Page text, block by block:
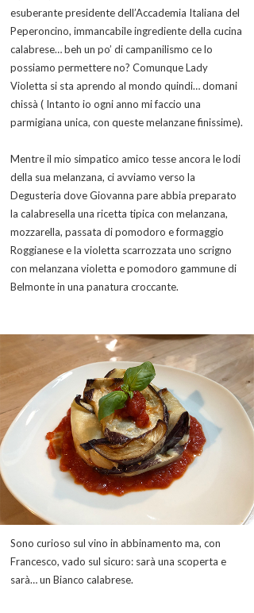
esuberante presidente dell’Accademia Italiana del
Peperoncino, immancabile ingrediente della cucina
calabrese… beh un po’ di campanilismo ce lo
possiamo permettere no? Comunque Lady
Violetta si sta aprendo al mondo quindi… domani
chissà ( Intanto io ogni anno mi faccio una
parmigiana unica, con queste melanzane finissime).
Mentre il mio simpatico amico tesse ancora le lodi
della sua melanzana, ci avviamo verso la
Degusteria dove Giovanna pare abbia preparato
la calabresella una ricetta tipica con melanzana,
mozzarella, passata di pomodoro e formaggio
Roggianese e la violetta scarrozzata uno scrigno
con melanzana violetta e pomodoro gammune di
Belmonte in una panatura croccante.
Sono curioso sul vino in abbinamento ma, con
Francesco, vado sul sicuro: sarà una scoperta e
sarà… un Bianco calabrese.